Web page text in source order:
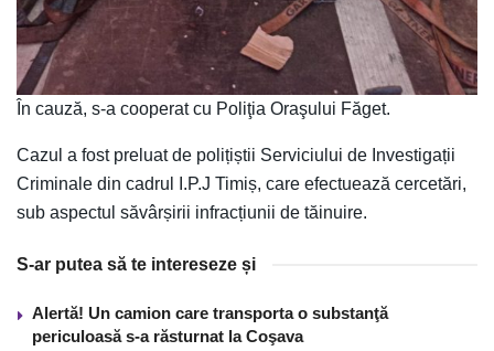
În cauză, s-a cooperat cu Poliţia Oraşului Făget.
Cazul a fost preluat de polițiștii Serviciului de Investigații
Criminale din cadrul I.P.J Timiș, care efectuează cercetări,
sub aspectul săvârșirii infracțiunii de tăinuire.
S-ar putea să te intereseze și
Alertă! Un camion care transporta o substanţă
periculoasă s-a răsturnat la Coşava